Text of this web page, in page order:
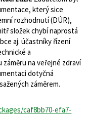
který sice
rozhodnutí (DÚR),
složek chybí naprostá
aj. účastníky řízení
a
na veřejné zdraví
dotyčná
záměrem.
caf8bb70-efa7-